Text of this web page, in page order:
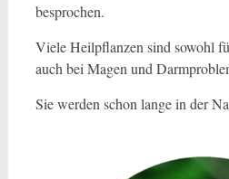
besprochen.
Viele Heilpflanzen sind sowohl
auch bei Magen und
Sie werden schon lange in der